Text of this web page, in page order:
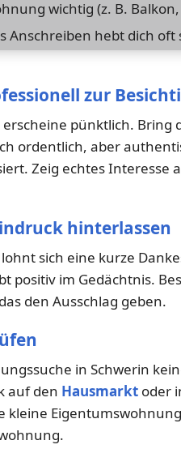
wichtig (z. B.
Anschreiben hebt dich
zur
pünktlich. Bring
ordentlich, aber
Zeig echtes Interesse
hinterlassen
sich eine kurze
positiv im Gedächtnis.
den Ausschlag geben.
in Schwerin
auf den Hausmarkt oder
kleine